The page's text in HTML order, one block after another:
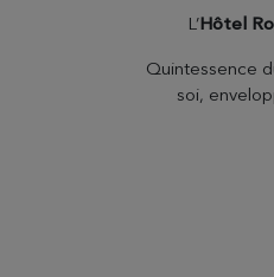
L’Hôtel
Quintessence
soi,